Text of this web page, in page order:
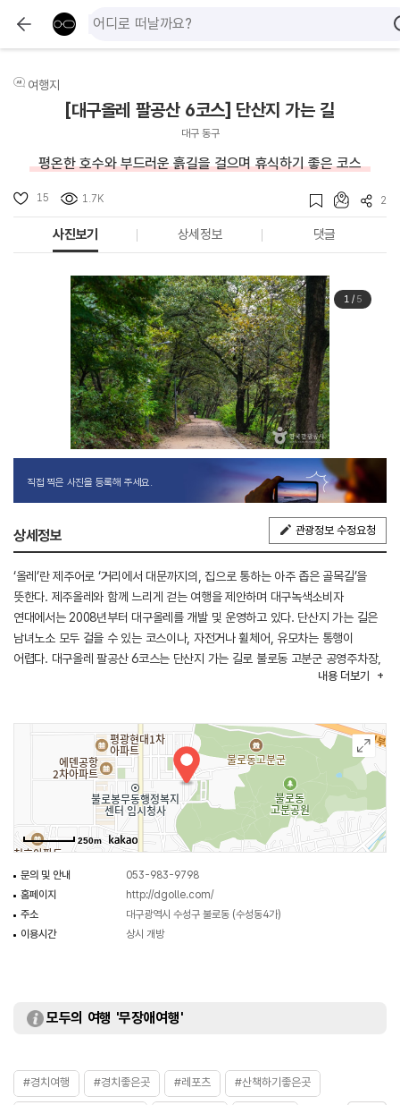
여행지
[대구올레 팔공산 6코스] 단산지 가는 길
대구 동구
평온한 호수와 부드러운 흙길을 걸으며 휴식하기 좋은 코스
15 1.7K 2
사진보기 상세정보 댓글
1/ 5
직접 찍은 사진을 등록해 주세요.
상세정보 관광정보 수정요청
‘올레’란 제주어로 ‘거리에서 대문까지의, 집으로 통하는 아주 좁은 골목길’을
뜻한다. 제주올레와 함께 느리게 걷는 여행을 제안하며 대구녹색소비자
연대에서는 2008년부터 대구올레를 개발 및 운영하고 있다. 단산지 가는 길은
남녀노소 모두 걸을 수 있는 코스이나, 자전거나 휠체어, 유모차는 통행이
어렵다. 대구올레 팔공산 6코스는 단산지 가는 길로 불로동 고분군 공영주차장,
고분군 한 바퀴, 경부고속도로 굴다리부터 강동 새마을회관까지이다.
내용 더보기
250m
문의 및 안내
053-983-9798
홈페이지
http://dgolle.com/
주소
대구광역시 수성구 불로동 (수성동4가)
이용시간
상시 개방
모두의 여행 '무장애여행'
#경치여행 #경치좋은곳 #레포츠 #산책하기좋은곳